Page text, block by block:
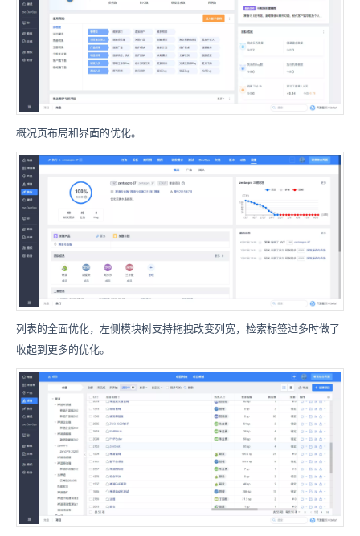
概况页布局和界面的优化。
列表的全面优化，左侧模块树支持拖拽改变列宽，检索标签过多时做了
收起到更多的优化。